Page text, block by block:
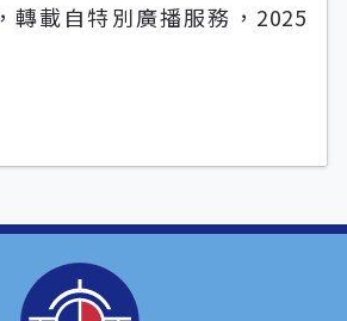
轉載自特別廣播服務，2025